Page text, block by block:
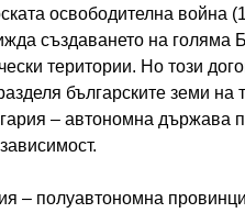
освободителна война
създаването на голяма
територии. Но този
българските земи на
– автономна държава
– полуавтономна